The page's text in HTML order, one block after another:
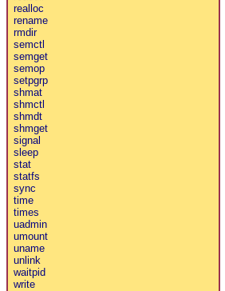
realloc
rename
rmdir
semctl
semget
semop
setpgrp
shmat
shmctl
shmdt
shmget
signal
sleep
stat
statfs
sync
time
times
uadmin
umount
uname
unlink
waitpid
write